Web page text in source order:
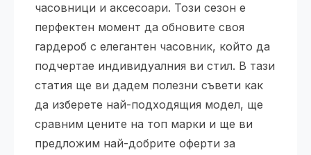
часовници и аксесоари. Този сезон е
перфектен момент да обновите своя
гардероб с елегантен часовник, който да
подчертае индивидуалния ви стил. В тази
статия ще ви дадем полезни съвети как
да изберете най-подходящия модел, ще
сравним цените на топ марки и ще ви
предложим най-добрите оферти за